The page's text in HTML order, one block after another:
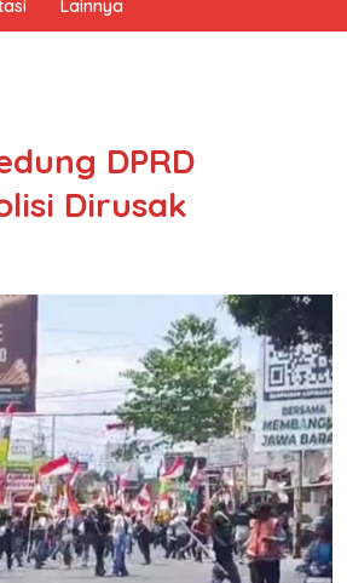
Lainnya
DPRD
Dirusak